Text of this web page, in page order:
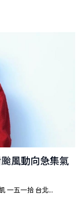
風動向急集氣
一五一拾 台北...